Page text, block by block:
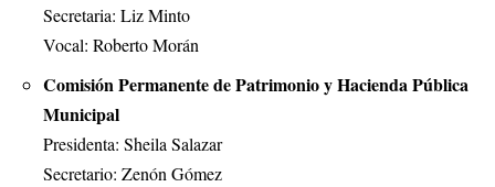
Secretaria: Liz Minto
Vocal: Roberto Morán
Comisión Permanente de Patrimonio y Hacienda Pública
Municipal
Presidenta: Sheila Salazar
Secretario: Zenón Gómez